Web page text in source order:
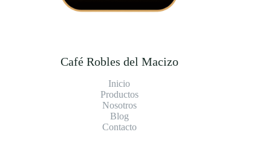
Café Robles del Macizo
Inicio
Productos
Nosotros
Blog
Contacto